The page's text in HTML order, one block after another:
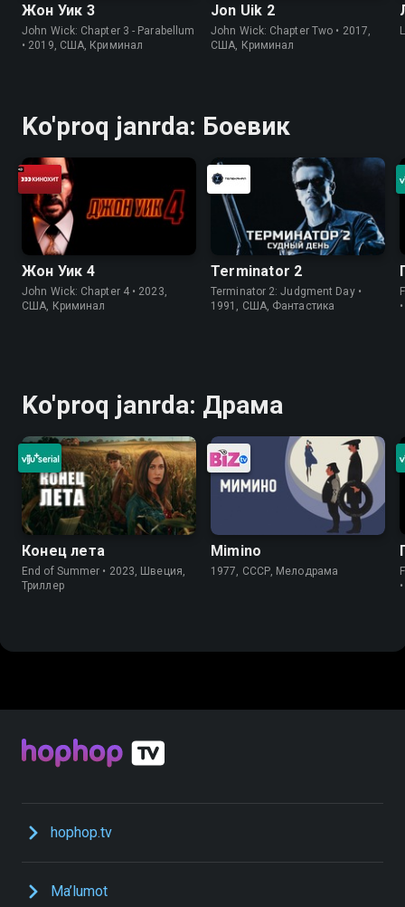
Жон Уик 3
John Wick: Chapter 3 - Parabellum
• 2019, США, Криминал
Jon Uik 2
John Wick: Chapter Two • 2017,
США, Криминал
Ko'proq janrda: Боевик
Жон Уик 4
John Wick: Chapter 4 • 2023,
США, Криминал
Terminator 2
Terminator 2: Judgment Day •
1991, США, Фантастика
Ko'proq janrda: Драма
Конец лета
End of Summer • 2023, Швеция,
Триллер
Mimino
1977, СССР, Мелодрама
hophop.tv
Ma’lumot